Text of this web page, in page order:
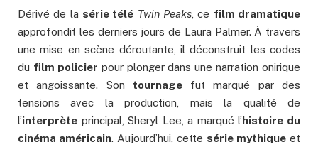
Dérivé de la série télé Twin Peaks , ce film dramatique
approfondit les derniers jours de Laura Palmer. À travers
une mise en scène déroutante, il déconstruit les codes
du film policier pour plonger dans une narration onirique
et angoissante. Son tournagefut marqué par des
tensions avec la production, mais la qualité de
l’interprète principal, Sheryl Lee, a marqué l’histoire du
cinéma américain. Aujourd’hui, cette série mythique et